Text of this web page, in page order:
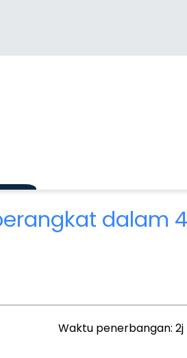
dalam
Waktu penerbangan: 2j